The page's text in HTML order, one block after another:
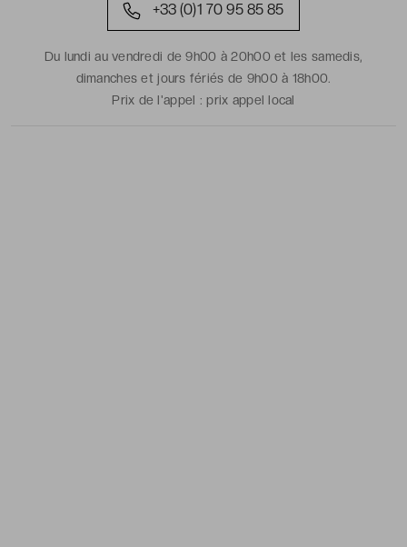
+33 (0)1 70 95 85 85
Du lundi au vendredi de 9h00 à 20h00 et les samedis,
dimanches et jours fériés de 9h00 à 18h00.
Prix de l'appel :prix appel local